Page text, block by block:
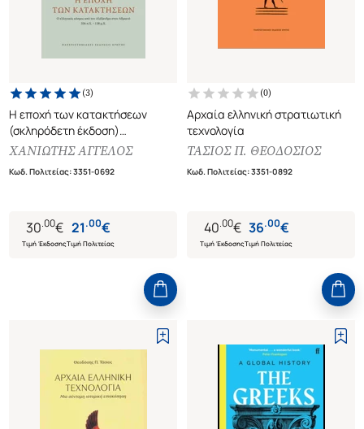
(3)
Η εποχή των κατακτήσεων
(σκληρόδετη έκδοση)
Ο ελληνικός κόσμος από τον
π.Χ. - 138 μ.Χ.
ΧΑΝΙΩΤΗΣ ΑΓΓΕΛΟΣ
Κωδ. Πολιτείας:3351-0692
30.00€
Τιμή Έκδοσης
21.00€
Τιμή Πολιτείας
(0)
Αρχαία ελληνική στρατιωτική
τεχνολογία
ΤΑΣΙΟΣ Π. ΘΕΟΔΟΣΙΟΣ
Κωδ. Πολιτείας:3351-0892
40.00€
Τιμή Έκδοσης
36.00€
Τιμή Πολιτείας